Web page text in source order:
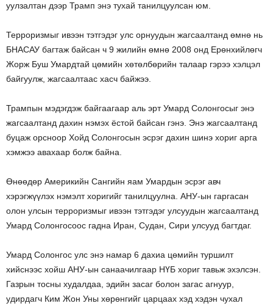
уулзалтан дээр Трамп энэ тухай танилцуулсан юм.
Терроризмыг ивээн тэтгэдэг улс орнуудын жагсаалтанд өмнө нь
БНАСАУ багтаж байсан ч 9 жилийн өмнө 2008 онд Ерөнхийлөгч
Жорж Буш Умардтай цөмийн хөтөлбөрийн талаар гэрээ хэлцэл
байгуулж, жагсаалтаас хасч байжээ.
Трампын мэдэгдэж байгаагаар аль эрт Умард Солонгосыг энэ
жагсаалтанд дахин нэмэх ёстой байсан гэнэ. Энэ жагсаалтанд
буцаж орсноор Хойд Солонгосын эсрэг дахин шинэ хориг арга
хэмжээ авахаар болж байна.
Өнөөдөр Америкийн Сангийн яам Умардын эсрэг авч
хэрэгжүүлэх нэмэлт хоригийг танилцуулна. АНУ-ын гаргасан
олон улсын терроризмыг ивээн тэтгэдэг улсуудын жагсаалтанд
Умард Солонгосоос гадна Иран, Судан, Сири улсууд багтдаг.
Умард Солонгос улс энэ намар 6 дахиа цөмийн туршилт
хийснээс хойш АНУ-ын санаачилгаар НҮБ хориг тавьж эхэлсэн.
Газрын тосны худалдаа, эдийн засаг болон загас агнуур,
удирдагч Ким Жон Уны хөрөнгийг царцаах хэд хэдэн чухал